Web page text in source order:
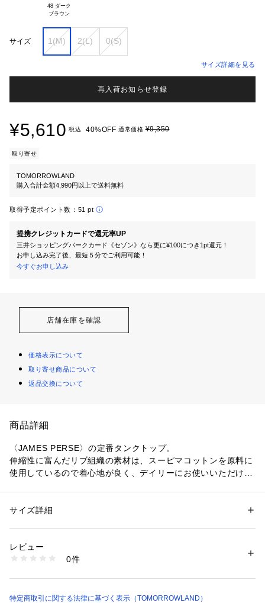
48 ダーク
サイズ 1(M) 2(L) 0(S)
サイズ詳細を見る
再入荷お知らせ登録
¥5,610 税込 40%OFF 通常価格¥9,350
取り寄せ
TOMORROWLAND
購入合計金額4,990円以上で送料無料
取得予定ポイント数： 51 pt
提携クレジットカードで還元率UP
三井ショッピングパークカード《セゾン》なら更に¥100につき1pt還元！
お申し込み完了後、最短５分でご利用可能！
今すぐお申し込み
店舗在庫を確認
価格表示について
取り寄せ商品について
返品交換について
商品詳細
〈JAMES PERSE〉の定番タンクトップ。
伸縮性に富んだリブ組織の素材は、スーピマコットンを原料に
使用しているので着心地が良く、デイリーにお使いいただけま
〈JAMES PERSE (ジェームスパース）〉
幼少期から世界中の良いものに触れ、培われた審美眼をもつデ
ザイナー自身のライフスタイルをモダナイズし、新しいカリフ
※商品の色味は、商品単体の画像をご確認ください
性別：レディース
素材：コットン95％　ポリウレタン5％
洗濯：手洗い、漂白不可、タンブル乾燥不可、自然乾燥、アイロン仕上げ
不可、ドライ不可、ウエットクリーニング可
商品番号：1095000002187 （モール）
サイズ詳細
レビュー
0件
特定商取引に関する法律に基づく表示（TOMORROWLAND）